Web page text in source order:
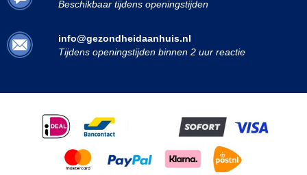
Beschikbaar tijdens openingstijden
info@gezondheidaanhuis.nl
Tijdens openingstijden binnen 2 uur reactie